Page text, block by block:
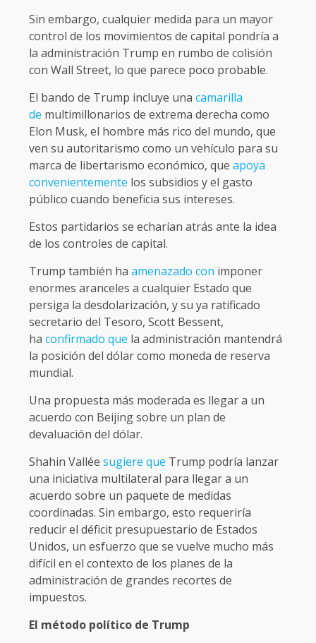
Sin embargo, cualquier medida para un mayor
control de los movimientos de capital pondría a
la administración Trump en rumbo de colisión
con Wall Street, lo que parece poco probable.
El bando de Trump incluye una camarilla
de multimillonarios de extrema derecha como
Elon Musk, el hombre más rico del mundo, que
ven su autoritarismo como un vehículo para su
marca de libertarismo económico, que apoya
convenientemente los subsidios y el gasto
público cuando beneficia sus intereses.
Estos partidarios se echarían atrás ante la idea
de los controles de capital.
Trump también ha amenazado con imponer
enormes aranceles a cualquier Estado que
persiga la desdolarización, y su ya ratificado
secretario del Tesoro, Scott Bessent,
ha confirmado que la administración mantendrá
la posición del dólar como moneda de reserva
mundial.
Una propuesta más moderada es llegar a un
acuerdo con Beijing sobre un plan de
devaluación del dólar.
Shahin Vallée sugiere que Trump podría lanzar
una iniciativa multilateral para llegar a un
acuerdo sobre un paquete de medidas
coordinadas. Sin embargo, esto requeriría
reducir el déficit presupuestario de Estados
Unidos, un esfuerzo que se vuelve mucho más
difícil en el contexto de los planes de la
administración de grandes recortes de
impuestos.
El método político de Trump